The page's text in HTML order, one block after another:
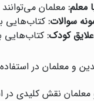
معلم: معلمان
سوالات: کتاب‌هایی
کودک: کتاب‌هایی
و معلمان در
معلمان نقش کلیدی در